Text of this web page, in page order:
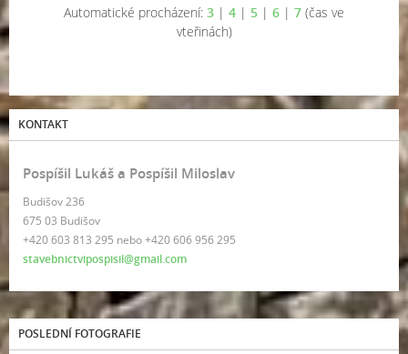
Automatické procházení: 3 | 4 | 5 | 6 | 7 (čas ve
vteřinách)
KONTAKT
Pospíšil Lukáš a Pospíšil Miloslav
Budišov 236
675 03 Budišov
+420 603 813 295 nebo +420 606 956 295
stavebnictvipospisil@gmail.com
POSLEDNÍ FOTOGRAFIE